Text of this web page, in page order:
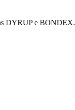
DYRUP e BONDEX.